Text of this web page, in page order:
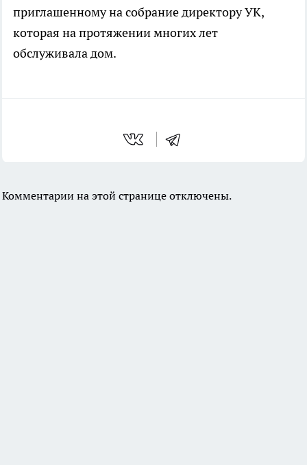
приглашенному на собрание директору УК,
которая на протяжении многих лет
обслуживала дом.
Комментарии на этой странице отключены.